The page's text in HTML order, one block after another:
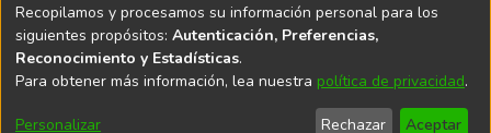
Recopilamos y procesamos su información personal para los
siguientes propósitos: Autenticación, Preferencias,
Reconocimiento y Estadísticas.
Para obtener más información, lea nuestra política de privacidad.
Personalizar Rechazar Aceptar